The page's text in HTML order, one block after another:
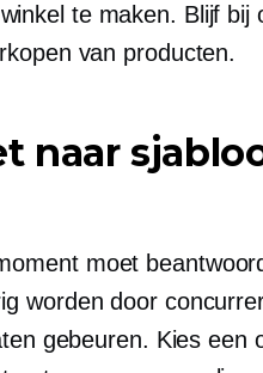
te maken. Blijf bij
van producten.
naar
moet
worden door
gebeuren. Kies een